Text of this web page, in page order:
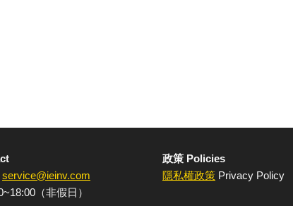
service@ieinv.com
（非假日）
政策 Policies
隱私權政策 Privacy Policy